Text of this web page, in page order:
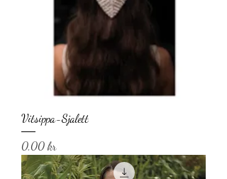
Vitsippa-Sjalett
Pris
0,00 kr